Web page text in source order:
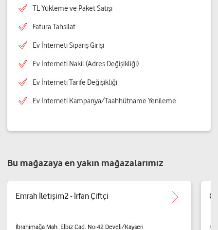
TL Yükleme ve Paket Satışı
Fatura Tahsilat
Ev İnterneti Sipariş Girişi
Ev İnterneti Nakil (Adres Değişikliği)
Ev İnterneti Tarife Değişikliği
Ev İnterneti Kampanya/Taahhütname Yenileme
Bu mağazaya en yakın mağazalarımız
Emrah İletişim2 - İrfan Çiftçi
İbrahimağa Mah. Elbiz Cad. No:42 Develi/Kayseri